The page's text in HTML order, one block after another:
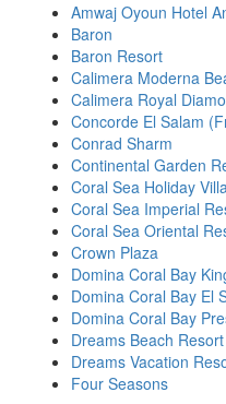
Amwaj Oyoun Hotel
Baron
Baron Resort
Calimera Moderna
Calimera Royal
Concorde El Salam
Conrad Sharm
Continental Garden
Coral Sea Holiday
Coral Sea Imperial
Coral Sea Oriental
Crown Plaza
Domina Coral Bay
Domina Coral Bay El
Domina Coral Bay
Dreams Beach Resort
Dreams Vacation
Four Seasons